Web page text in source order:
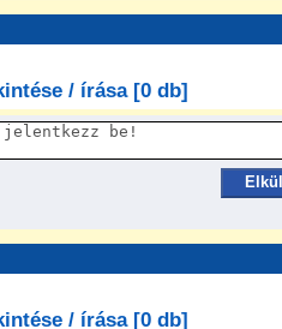
/ írása [0 db]
/ írása [0 db]